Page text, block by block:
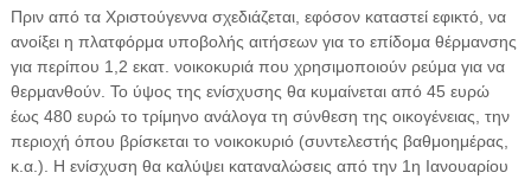
Πριν από τα Χριστούγεννα σχεδιάζεται, εφόσον καταστεί εφικτό, να
ανοίξει η πλατφόρμα υποβολής αιτήσεων για το επίδομα θέρμανσης
για περίπου 1,2 εκατ. νοικοκυριά που χρησιμοποιούν ρεύμα για να
θερμανθούν. Το ύψος της ενίσχυσης θα κυμαίνεται από 45 ευρώ
έως 480 ευρώ το τρίμηνο ανάλογα τη σύνθεση της οικογένειας, την
περιοχή όπου βρίσκεται το νοικοκυριό (συντελεστής βαθμοημέρας,
κ.α.). Η ενίσχυση θα καλύψει καταναλώσεις από την 1η Ιανουαρίου